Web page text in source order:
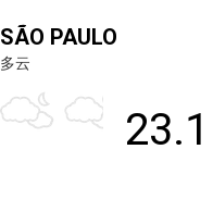
SÃO PAULO
多云
23.1